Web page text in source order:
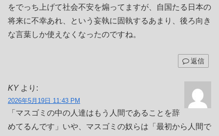
をでっち上げて社会不安を煽ってますが、自国たる日本の
将来に不幸あれ、という妄執に固執するあまり、後ろ向き
な言葉しか使えなくなったのですね。
返信
KY より:
2026年5月19日 11:43 PM
「マスゴミの中の人達はもう人間であることを辞
めてるんです」いや、マスゴミの奴らは「最初から人間で